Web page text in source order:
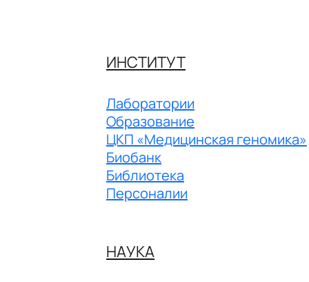
ИНСТИТУТ
Лаборатории
Образование
ЦКП «Медицинская геномика»
Биобанк
Библиотека
Персоналии
НАУКА